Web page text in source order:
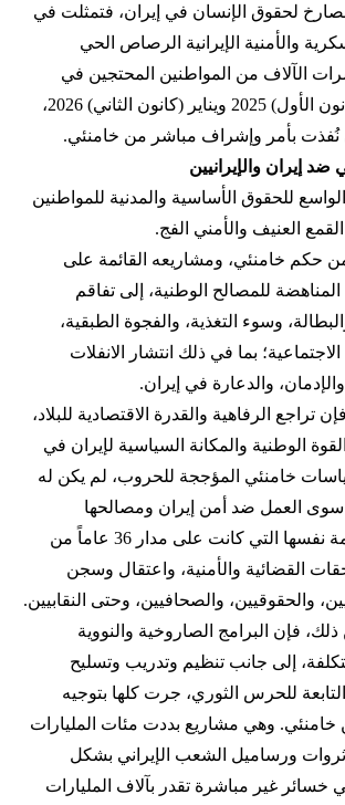
الصارخ لحقوق الإنسان في إيران، فتمثلت في
والأمنية الإيرانية الرصاص الحي
الآلاف من المواطنين المحتجين في
شهري ديسمبر (كانون الأول) 2025 ويناير (كانون الثاني) 2026،
نُفذت بأمر وإشراف مباشر من خامنئي.
إيران والإيرانيين
للحقوق الأساسية والمدنية للمواطنين
القمع العنيف والأمني الفج.
36 عاماً من حكم خامنئي، ومشاریعه القائمة على
المناهضة للمصالح الوطنية، إلى تفاقم
وسوء التغذية، والفجوة الطبقية،
بما في ذلك انتشار الانفلات
والدعارة في إيران.
تراجع الرفاهية والقدرة الاقتصادية للبلاد،
الوطنية والمكانة السياسية لإيران في
خامنئي المؤججة للحروب، لم يكن له
سوى العمل ضد أمن إيران ومصالحها
الوطنية؛ وهي التهمة نفسها التي كانت على مدار 36 عاماً من
القضائية والأمنية، واعتقال وسجن
والحقوقيين، والصحافيين، وحتى النقابيين.
فإن البرامج الصاروخية والنووية
التكلفة، إلى جانب تنظيم وتدريب وتسليح
التابعة للحرس الثوري، جرت كلها بتوجيه
خامنئي. وهي مشاريع بددت مئات المليارات
ورساميل الشعب الإيراني بشكل
غير مباشرة تقدر بآلاف المليارات